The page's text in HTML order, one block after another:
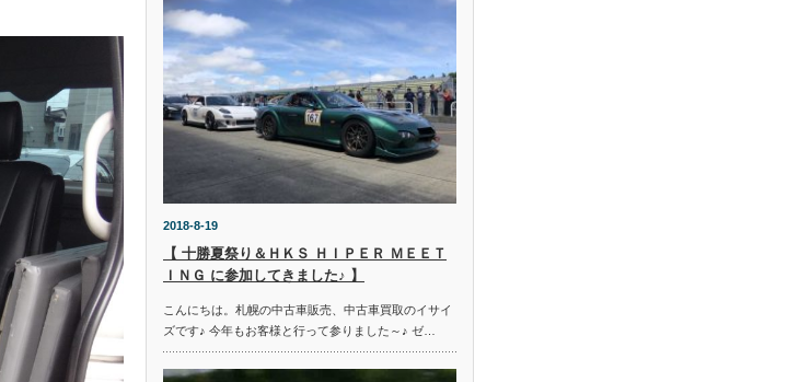
2018-8-19
【 十勝夏祭り＆ＨＫＳ ＨＩＰＥＲ ＭＥＥＴ
ＩＮＧ に参加してきました♪ 】
こんにちは。札幌の中古車販売、中古車買取のイサイ
ズです♪ 今年もお客様と行って参りました～♪ ゼ…